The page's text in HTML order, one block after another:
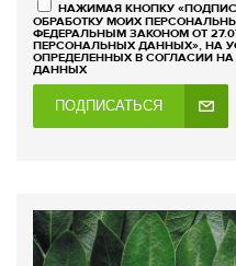
НАЖИМАЯ КНОПКУ
ОБРАБОТКУ МОИХ
ФЕДЕРАЛЬНЫМ ЗАКОНОМ ОТ
ПЕРСОНАЛЬНЫХ ДАННЫХ», НА
ОПРЕДЕЛЕННЫХ В СОГЛАСИИ
ДАННЫХ
ПОДПИСАТЬСЯ